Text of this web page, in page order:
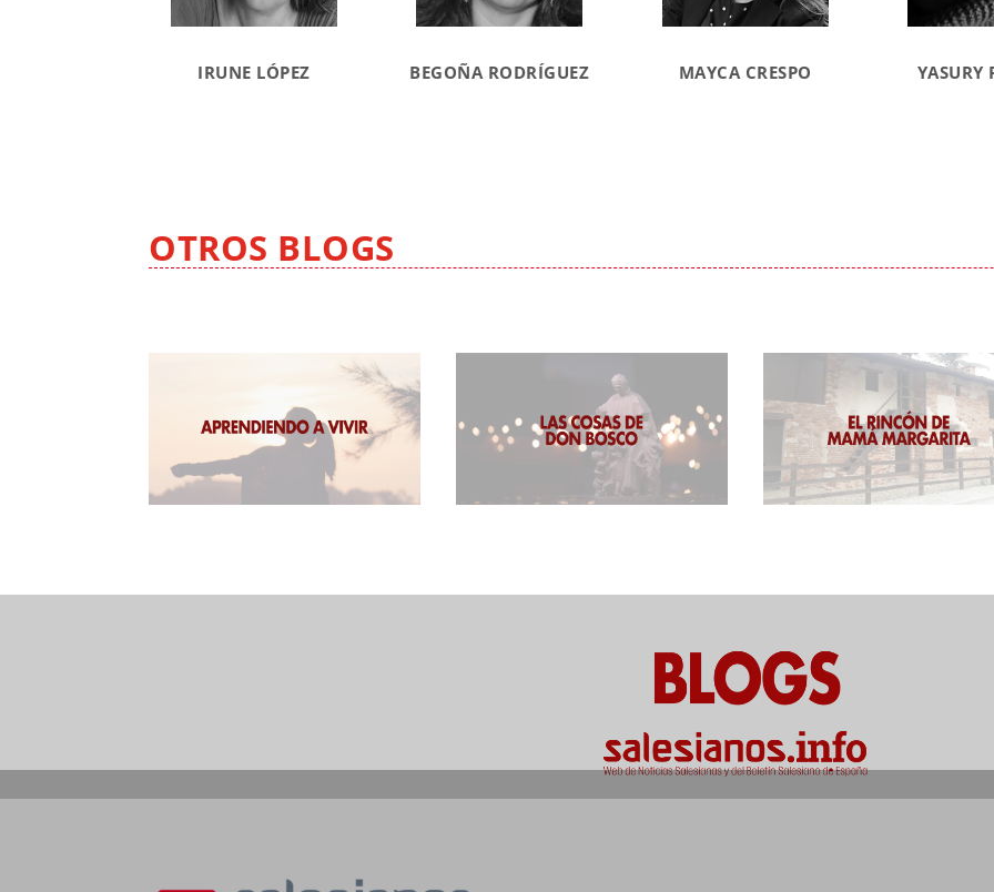
IRUNE LÓPEZ BEGOÑA RODRÍGUEZ MAYCA CRESPO YASURY
OTROS BLOGS